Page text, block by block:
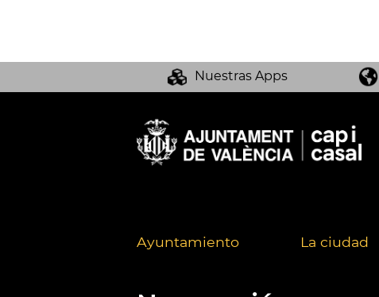
Nuestras Apps
Ayuntamiento La ciudad